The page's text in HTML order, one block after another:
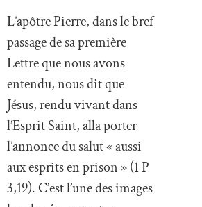
L’apôtre Pierre, dans le bref
passage de sa première
Lettre que nous avons
entendu, nous dit que
Jésus, rendu vivant dans
l’Esprit Saint, alla porter
l’annonce du salut « aussi
aux esprits en prison » (1 P
3,19). C’est l’une des images